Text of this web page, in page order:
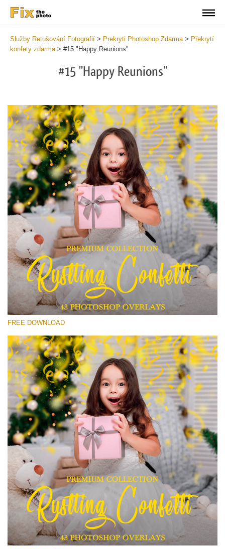
Služby Retušování Fotografií > Prekryti Photoshop Zdarma> Překrytí
konfety zdarma> #15 "Happy Reunions"
#15 "Happy Reunions"
Prosím vyberte
Free Confetti Overlay #15
Small 800*533px
Rustling Confetti
(43 Overlays)
Sunlight Collection
(290 Overlays)
Large 6000*4000px
Entire Collection
(1783 Overlays)
Large 6000*4000px
Stažení zdarma
FREE DOWNLOAD